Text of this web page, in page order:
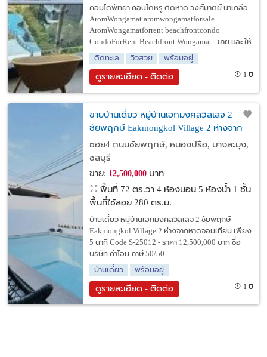
คอนโดพัทยา คอนโดหรู ติดหาด วงศ์มาตย์ นาเกลือ
AromWongamat aromwongamatforsale
AromWongamatforrent beachfrontcondo
CondoForRent Beachfront Wongamat - ขาย และ ให้
ติดทะเล
วิวสวย พร้อมอยู่
ดูรายละเอียด - ติดต่อ 1 ปี
ขายบ้านเดี่ยว หมู่บ้านเอกมงคลวิลเลจ 2
ชัยพฤกษ์ Eakmongkol Village 2 ห่างจาก
หาดจอมเทียน เพียง 5 นาที
ซอย4 ถนนชัยพฤกษ์, หนองปรือ, บางละมุง,
ชลบุรี
ขาย: 12,500,000บาท
พื้นที่ 72 ตร.วา 4 ห้องนอน 5 ห้องน้ำ 1 ชั้น
พื้นที่ใช้สอย 280 ตร.ม.
บ้านเดี่ยว หมู่บ้านเอกมงคลวิลเลจ 2 ชัยพฤกษ์
Eakmongkol Village 2 ห่างจากหาดจอมเทียน เพียง
5 นาที Code S-25012 - ราคา 12,500,000 บาท ชื่อ
บริษัท ค่าโอน ภาษี 50/50
บ้านเดี่ยว
พร้อมอยู่
ดูรายละเอียด - ติดต่อ 1 ปี